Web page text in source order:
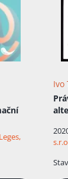
Ivo
Stav